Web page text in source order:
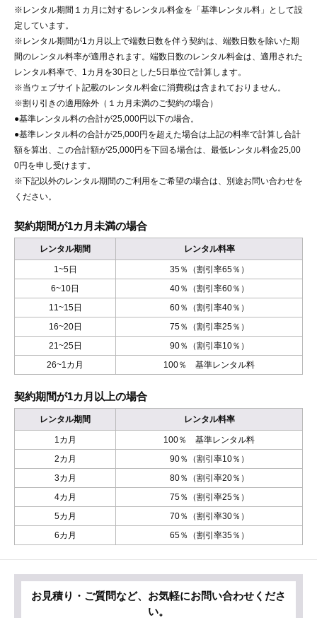
※レンタル期間１カ月に対するレンタル料金を「基準レンタル料」として設
定しています。
※レンタル期間が1カ月以上で端数日数を伴う契約は、端数日数を除いた期
間のレンタル料率が適用されます。端数日数のレンタル料金は、適用された
レンタル料率で、1カ月を30日とした5日単位で計算します。
※当ウェブサイト記載のレンタル料金に消費税は含まれておりません。
※割り引きの適用除外（１カ月未満のご契約の場合）
●基準レンタル料の合計が25,000円以下の場合。
●基準レンタル料の合計が25,000円を超えた場合は上記の料率で計算し合計
額を算出、この合計額が25,000円を下回る場合は、最低レンタル料金25,00
0円を申し受けます。
※下記以外のレンタル期間のご利用をご希望の場合は、別途お問い合わせを
ください。
契約期間が1カ月未満の場合
レンタル期間 レンタル料率
1~5日
35％（割引率65％）
6~10日
40％（割引率60％）
11~15日
60％（割引率40％）
16~20日
75％（割引率25％）
21~25日
90％（割引率10％）
26~1カ月
100％ 基準レンタル料
契約期間が1カ月以上の場合
レンタル期間 レンタル料率
1カ月
100％ 基準レンタル料
2カ月
90％（割引率10％）
3カ月
80％（割引率20％）
4カ月
75％（割引率25％）
5カ月
70％（割引率30％）
6カ月
65％（割引率35％）
お見積り・ご質問など、お気軽にお問い合わせくださ
い。